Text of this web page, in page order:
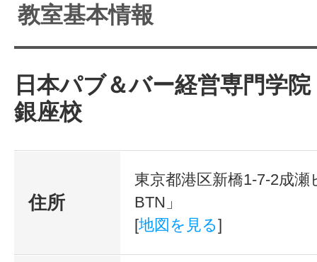
にはプロとしてのマナーや接客テ
全てを学べます。
現役のオーナーバーテンダーでも
が、少人数制・マンツーマンで丁
す。
『自分の個性を活かしたBARを開
短期間でプロとして通用する、本格的な
につける！
銀座校 次回開催
時～18時
8月 7日（金）
教室基本情報
日本パブ＆バー経営専門学院
銀座校
住所
東京都港区新橋1-7-2成
BTN」
[地図を見る]